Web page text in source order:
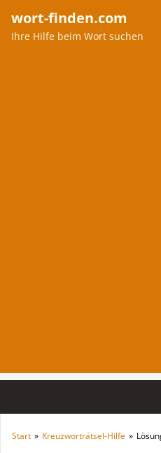
wort-finden.com
Ihre Hilfe beim Wort suchen
Start » Kreuzworträtsel-Hilfe »